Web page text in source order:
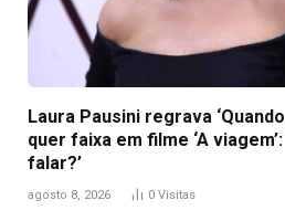
Laura Pausini regrava
quer faixa em filme ‘A
falar?’
agosto 8, 2026 0 Visitas